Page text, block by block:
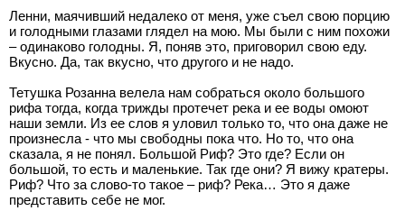
Ленни, маячивший недалеко от меня, уже съел свою порцию
и голодными глазами глядел на мою. Мы были с ним похожи
– одинаково голодны. Я, поняв это, приговорил свою еду.
Вкусно. Да, так вкусно, что другого и не надо.
Тетушка Розанна велела нам собраться около большого
рифа тогда, когда трижды протечет река и ее воды омоют
наши земли. Из ее слов я уловил только то, что она даже не
произнесла - что мы свободны пока что. Но то, что она
сказала, я не понял. Большой Риф? Это где? Если он
большой, то есть и маленькие. Так где они? Я вижу кратеры.
Риф? Что за слово-то такое – риф? Река… Это я даже
представить себе не мог.